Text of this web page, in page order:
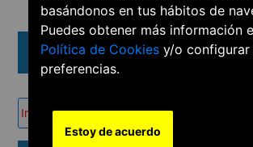
basándonos en tus hábitos de
Puedes obtener más información
Política de Cookies y/o configurar
preferencias.
Estoy de acuerdo
Menú
Inicio → Soluciones → Conferencias